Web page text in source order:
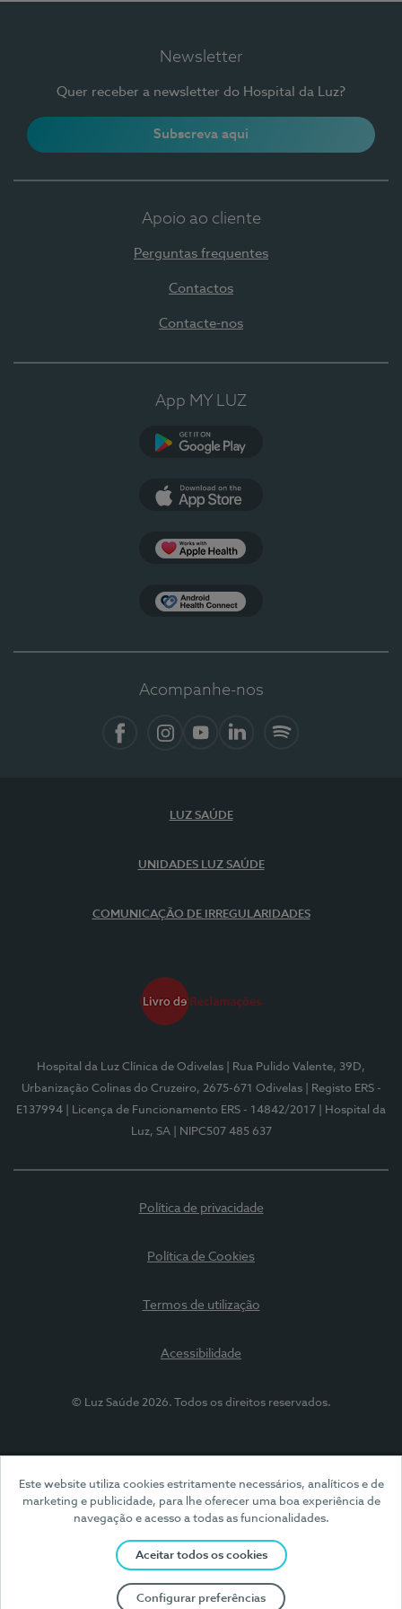
Este website utiliza cookies estritamente necessários, analíticos e de
marketing e publicidade, para lhe oferecer uma boa experiência de
navegação e acesso a todas as funcionalidades.
Aceitar todos os cookies
Configurar preferências
Newsletter
Quer receber a newsletter do Hospital da Luz?
Subscreva aqui
Apoio ao cliente
Perguntas frequentes
Contactos
Contacte-nos
App MY LUZ
Acompanhe-nos
LUZ SAÚDE
UNIDADES LUZ SAÚDE
COMUNICAÇÃO DE IRREGULARIDADES
Hospital da Luz Clínica de Odivelas
| Rua Pulido Valente, 39D,
Urbanização Colinas do Cruzeiro, 2675-671 Odivelas
| Registo ERS -
E137994
| Licença de Funcionamento ERS - 14842/2017
| Hospital da
Luz, SA
| NIPC507 485 637
Política de privacidade
Política de Cookies
Termos de utilização
Acessibilidade
© Luz Saúde 2026. Todos os direitos reservados.